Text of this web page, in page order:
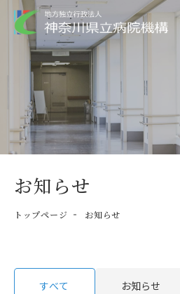
お知らせ
トップページ お知らせ
すべて お知らせ